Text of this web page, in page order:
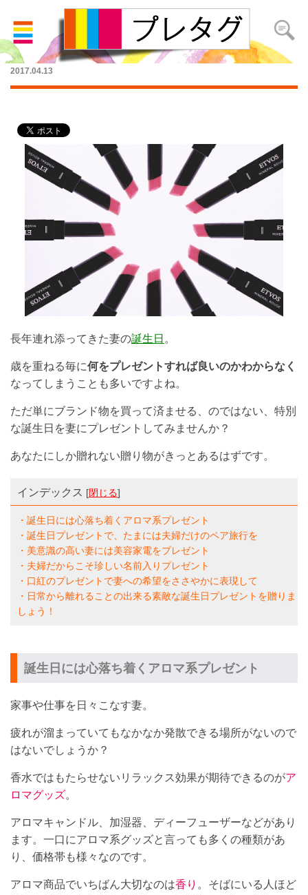
最新版！妻に贈る特別な誕生日プレゼント5選
2017.04.13
長年連れ添ってきた妻の誕生日 。
歳を重ねる毎に何をプレゼントすれば良いのかわからなく
なってしまうことも多いですよね。
ただ単にブランド物を買って済ませる、のではない、特別
な誕生日を妻にプレゼントしてみませんか？
あなたにしか贈れない贈り物がきっとあるはずです。
インデックス [閉じる]
・誕生日には心落ち着くアロマ系プレゼント
・誕生日プレゼントで、たまには夫婦だけのペア旅行を
・美意識の高い妻には美容家電をプレゼント
・夫婦だからこそ珍しい名前入りプレゼント
・口紅のプレゼントで妻への希望をささやかに表現して
・日常から離れることの出来る素敵な誕生日プレゼントを贈りま
しょう！
誕生日には心落ち着くアロマ系プレゼント
家事や仕事を日々こなす妻。
疲れが溜まっていてもなかなか発散できる場所がないので
はないでしょうか？
香水ではもたらせないリラックス効果が期待できるのがア
ロマグッズ。
アロマキャンドル、加湿器、ディーフューザーなどがあり
ます。一口にアロマ系グッズと言っても多くの種類があ
り、価格帯も様々なのです。
アロマ商品でいちばん大切なのは香り 。そばにいる人ほど